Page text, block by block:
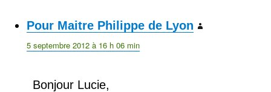
Pour Maitre Philippe de Lyon
5 septembre 2012 à 16 h 06 min
Bonjour Lucie,